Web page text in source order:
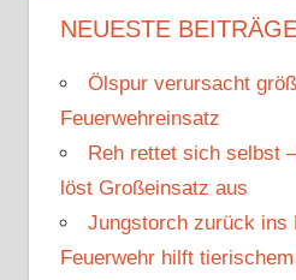
e
NEUESTE
Ölspur verursacht
Feuerwehreinsatz
Reh rettet sich selbst
löst Großeinsatz aus
Jungstorch zurück ins
Feuerwehr hilft